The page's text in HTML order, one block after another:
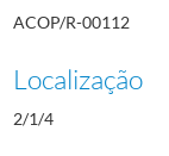
ACOP/R-00112
Localização
2/1/4